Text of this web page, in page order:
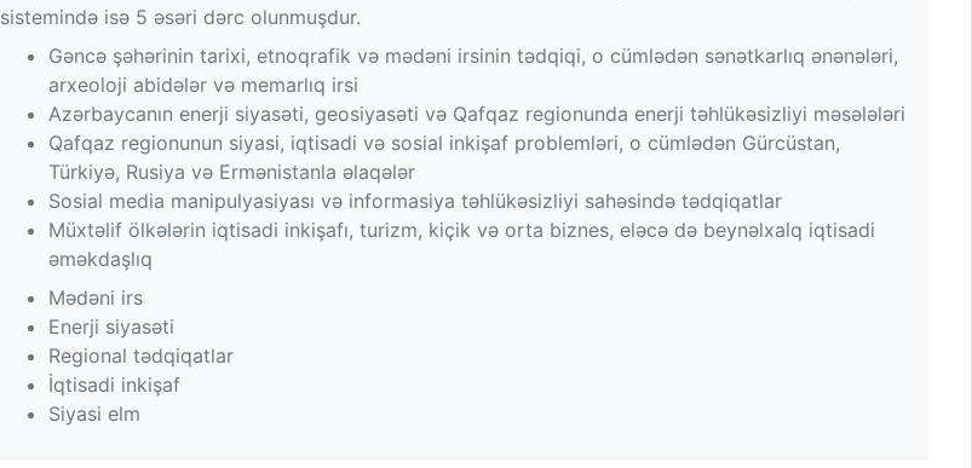
sistemində isə 5 əsəri dərc olunmuşdur.
Gəncə şəhərinin tarixi, etnoqrafik və mədəni irsinin tədqiqi, o cümlədən sənətkarlıq ənənələri,
arxeoloji abidələr və memarlıq irsi
Azərbaycanın enerji siyasəti, geosiyasəti və Qafqaz regionunda enerji təhlükəsizliyi məsələləri
Qafqaz regionunun siyasi, iqtisadi və sosial inkişaf problemləri, o cümlədən Gürcüstan,
Türkiyə, Rusiya və Ermənistanla əlaqələr
Sosial media manipulyasiyası və informasiya təhlükəsizliyi sahəsində tədqiqatlar
Müxtəlif ölkələrin iqtisadi inkişafı, turizm, kiçik və orta biznes, eləcə də beynəlxalq iqtisadi
əməkdaşlıq
Mədəni irs
Enerji siyasəti
Regional tədqiqatlar
İqtisadi inkişaf
Siyasi elm